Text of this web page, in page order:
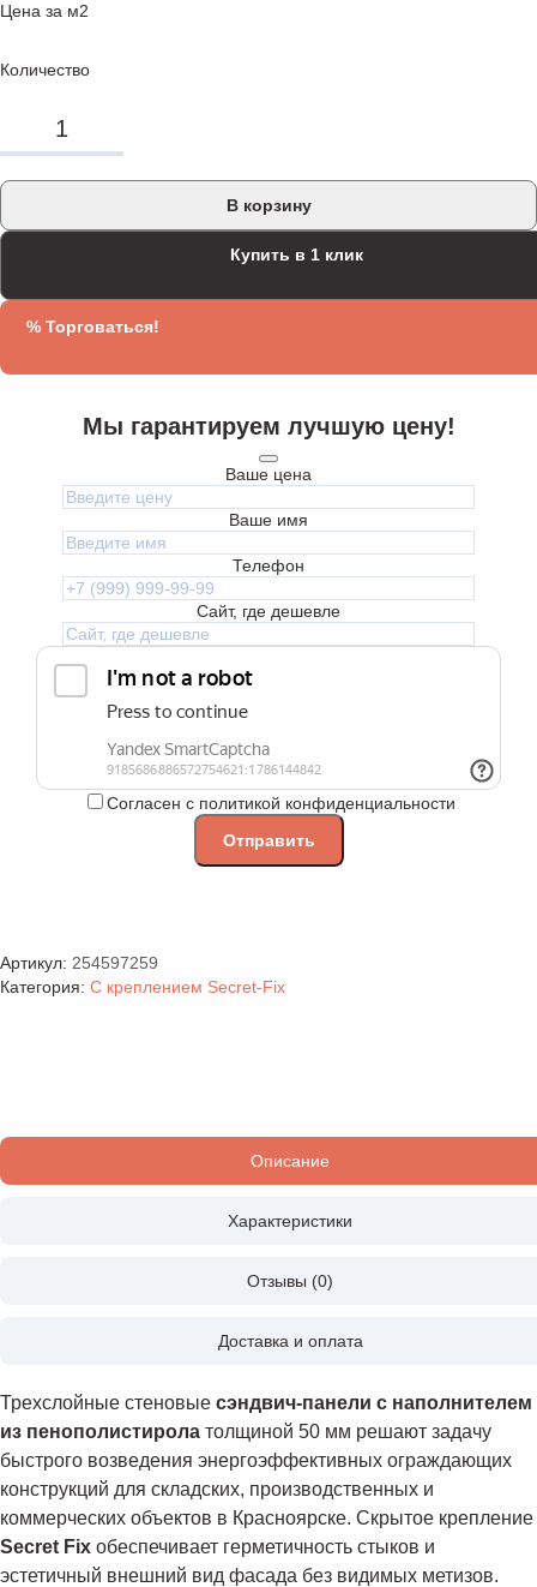
Цена за м2
Количество
В корзину
Купить в 1 клик
% Торговаться!
Мы гарантируем лучшую цену!
Ваше цена
Ваше имя
Телефон
Сайт, где дешевле
Согласен с политикой конфиденциальности
Артикул: 254597259
Категория: С креплением Secret-Fix
Описание
Характеристики
Отзывы (0)
Доставка и оплата
Трехслойные стеновые сэндвич-панели с наполнителем
из пенополистирола толщиной 50 мм решают задачу
быстрого возведения энергоэффективных ограждающих
конструкций для складских, производственных и
коммерческих объектов в Красноярске. Скрытое крепление
Secret Fix обеспечивает герметичность стыков и
эстетичный внешний вид фасада без видимых метизов.